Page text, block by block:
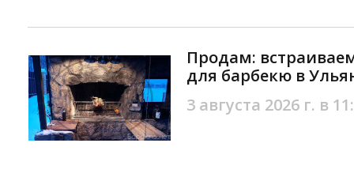
Продам:
для барбекю в
3 августа 2026 г. в